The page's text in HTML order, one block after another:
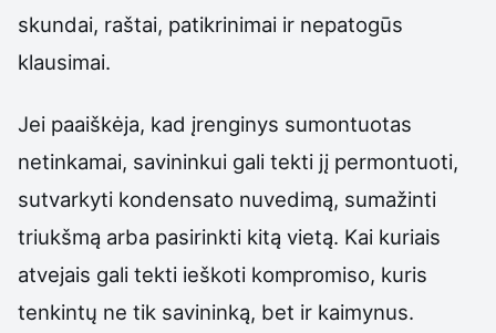
skundai, raštai, patikrinimai ir nepatogūs
klausimai.
Jei paaiškėja, kad įrenginys sumontuotas
netinkamai, savininkui gali tekti jį permontuoti,
sutvarkyti kondensato nuvedimą, sumažinti
triukšmą arba pasirinkti kitą vietą. Kai kuriais
atvejais gali tekti ieškoti kompromiso, kuris
tenkintų ne tik savininką, bet ir kaimynus.